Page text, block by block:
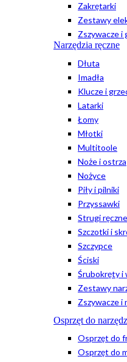
Zakrętarki
Zestawy
Zszywacze i
Narzędzia ręczne
Dłuta
Imadła
Klucze i
Latarki
Łomy
Młotki
Multitoole
Noże i ostrza
Nożyce
Piły i pilniki
Przyssawki
Strugi ręczne
Szczotki i
Szczypce
Ściski
Śrubokręty i
Zestawy
Zszywacze i
Osprzęt do
Osprzęt do
Osprzęt do